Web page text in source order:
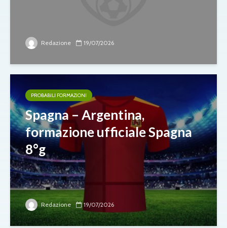
Redazione 19/07/2026
PROBABILI FORMAZIONI
Spagna – Argentina,
formazione ufficiale Spagna
8°g
Redazione 19/07/2026